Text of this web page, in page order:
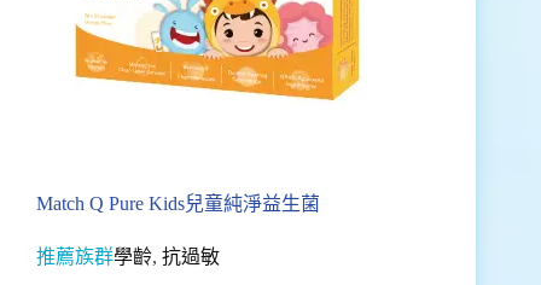
Match Q Pure Kids兒童純淨益生菌
推薦族群學齡, 抗過敏